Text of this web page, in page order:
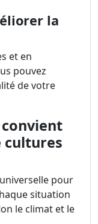
la
et en
pouvez
de votre
cultures
pour
situation
le climat et le